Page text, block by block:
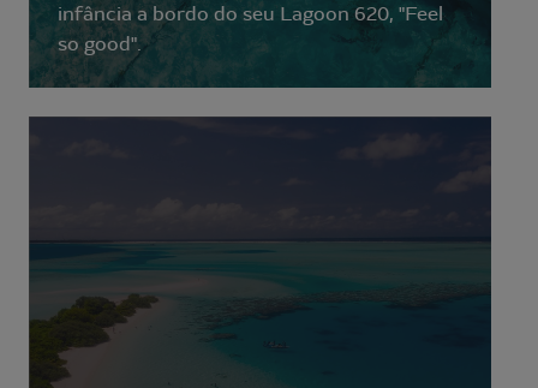
infância a bordo do seu Lagoon 620, "Feel
so good".